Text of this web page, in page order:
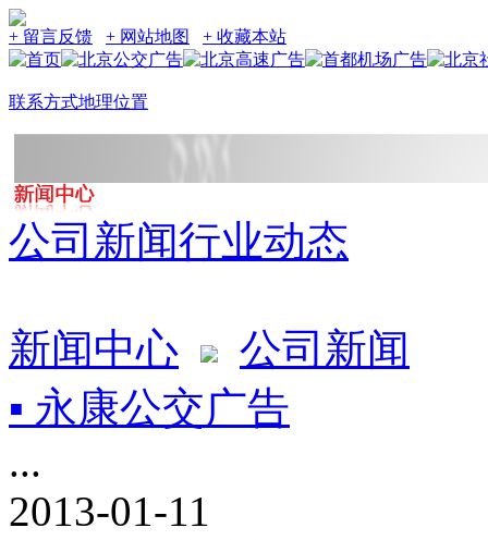
+ 留言反馈 + 网站地图 + 收藏本站
联系方式地理位置
公司新闻行业动态
新闻中心
公司新闻
▪ 永康公交广告
...
2013-01-11